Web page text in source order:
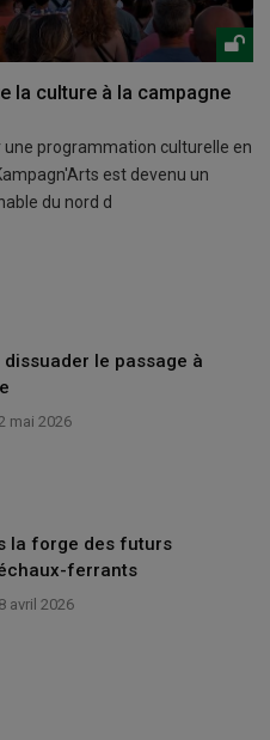
la culture à la campagne
programmation culturelle en
est devenu un
du nord d
dissuader le passage à
mai 2026
la forge des futurs
ferrants
avril 2026